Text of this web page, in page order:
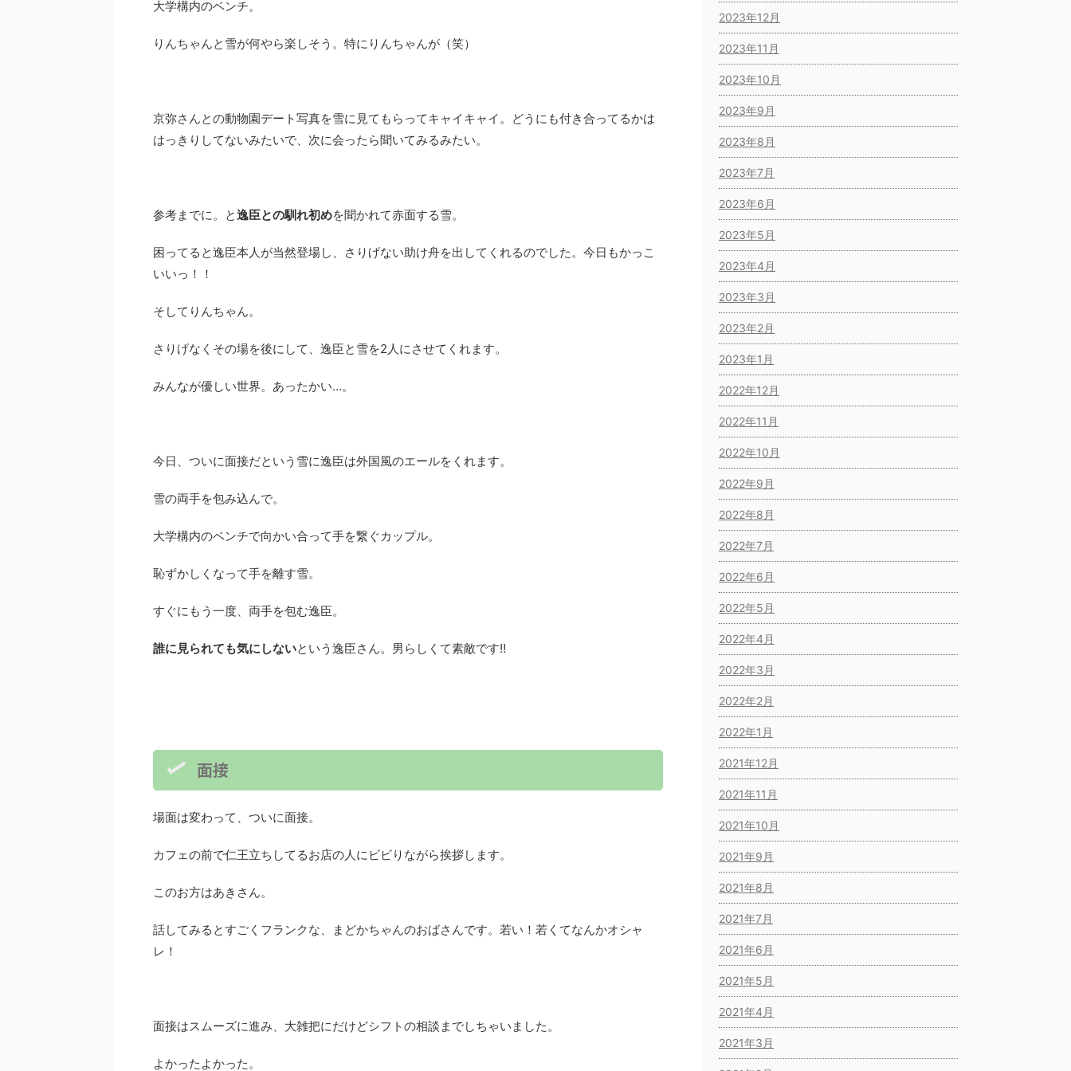
大学構内のベンチ。
りんちゃんと雪が何やら楽しそう。特にりんちゃんが（笑）
京弥さんとの動物園デート写真を雪に見てもらってキャイキャイ。どうにも付き合ってるかは
はっきりしてないみたいで、次に会ったら聞いてみるみたい。
参考までに。と逸臣との馴れ初めを聞かれて赤面する雪。
困ってると逸臣本人が当然登場し、さりげない助け舟を出してくれるのでした。今日もかっこ
いいっ！！
そしてりんちゃん。
さりげなくその場を後にして、逸臣と雪を2人にさせてくれます。
みんなが優しい世界。あったかい…。
今日、ついに面接だという雪に逸臣は外国風のエールをくれます。
雪の両手を包み込んで。
大学構内のベンチで向かい合って手を繋ぐカップル。
恥ずかしくなって手を離す雪。
すぐにもう一度、両手を包む逸臣。
誰に見られても気にしないという逸臣さん。男らしくて素敵です‼︎
面接
場面は変わって、ついに面接。
カフェの前で仁王立ちしてるお店の人にビビりながら挨拶します。
このお方はあきさん。
話してみるとすごくフランクな、まどかちゃんのおばさんです。若い！若くてなんかオシャ
レ！
面接はスムーズに進み、大雑把にだけどシフトの相談までしちゃいました。
よかったよかった。
2023年12月
2023年11月
2023年10月
2023年9月
2023年8月
2023年7月
2023年6月
2023年5月
2023年4月
2023年3月
2023年2月
2023年1月
2022年12月
2022年11月
2022年10月
2022年9月
2022年8月
2022年7月
2022年6月
2022年5月
2022年4月
2022年3月
2022年2月
2022年1月
2021年12月
2021年11月
2021年10月
2021年9月
2021年8月
2021年7月
2021年6月
2021年5月
2021年4月
2021年3月